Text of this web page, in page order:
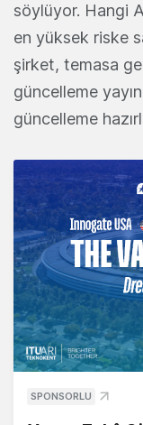
söylüyor. Hangi
en yüksek riske
şirket, temasa
güncelleme
güncelleme
SPONSORLU